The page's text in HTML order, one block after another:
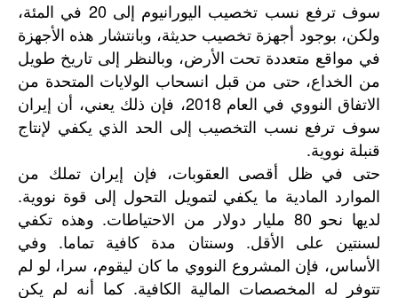
سوف ترفع نسب تخصيب اليورانيوم إلى 20 في المئة،
ولكن، بوجود أجهزة تخصيب حديثة، وبانتشار هذه الأجهزة
في مواقع متعددة تحت الأرض، وبالنظر إلى تاريخ طويل
من الخداع، حتى من قبل انسحاب الولايات المتحدة من
الاتفاق النووي في العام 2018، فإن ذلك يعني، أن إيران
سوف ترفع نسب التخصيب إلى الحد الذي يكفي لإنتاج
قنبلة نووية.
حتى في ظل أقصى العقوبات، فإن إيران تملك من
الموارد المادية ما يكفي لتمويل التحول إلى قوة نووية.
لديها نحو 80 مليار دولار من الاحتياطات. وهذه تكفي
لسنتين على الأقل. وسنتان مدة كافية تماما. وفي
الأساس، فإن المشروع النووي ما كان ليقوم، سرا، لو لم
تتوفر له المخصصات المالية الكافية. كما أنه لم يكن